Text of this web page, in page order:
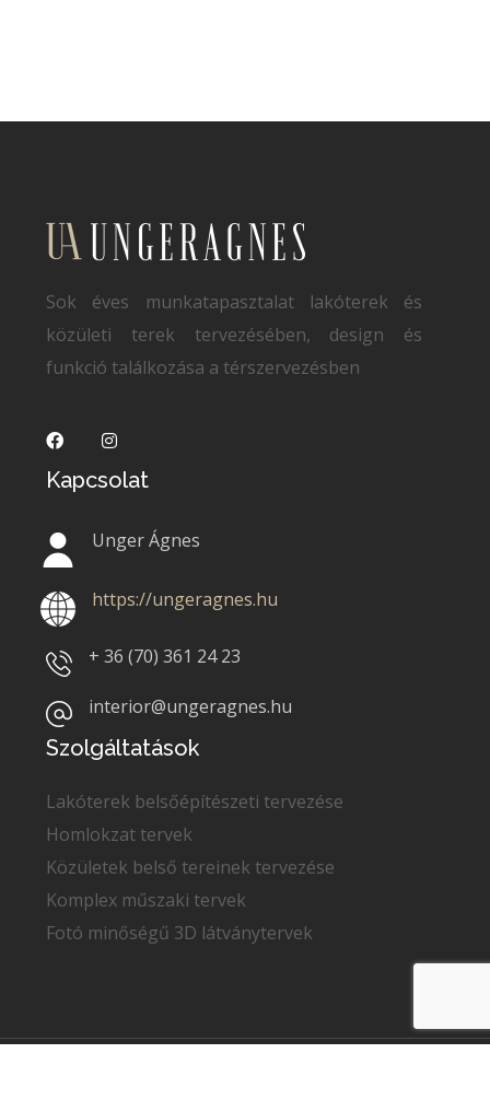
Sok éves munkatapasztalat lakóterek és
közületi terek tervezésében, design és
funkció találkozása a térszervezésben
Kapcsolat
Unger Ágnes
https://ungeragnes.hu
+ 36 (70)361 24 23
interior@ungeragnes.hu
Szolgáltatások
Lakóterek belsőépítészeti tervezése
Homlokzat tervek
Közületek belső tereinek tervezése
Komplex műszaki tervek
Fotó minőségű 3D látványtervek